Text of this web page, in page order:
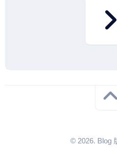
© 2026. Blog